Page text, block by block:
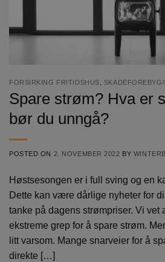
FORSIRKING FRITIDSHUS
Spare strøm? Hva er
bør du unngå?
POSTED ON 2. NOVEMBER 2022 BY
Høstsesongen er i full sving og en
Dette kan være dårlige nyheter for
tanke på dagens strømpriser. Vi vet
ekstreme grep for å spare strøm.
litt varsom. Mange snarveier for å
direkte […]